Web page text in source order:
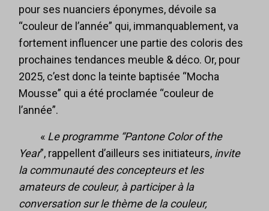
pour ses nuanciers éponymes, dévoile sa
“couleur de l’année” qui, immanquablement, va
fortement influencer une partie des coloris des
prochaines tendances meuble & déco. Or, pour
2025, c’est donc la teinte baptisée “Mocha
Mousse” qui a été proclamée “couleur de
l’année”.
« Le programme “Pantone Color of the
Year”, rappellent d’ailleurs ses initiateurs, invite
la communauté des concepteurs et les
amateurs de couleur, à participer à la
conversation sur le thème de la couleur,